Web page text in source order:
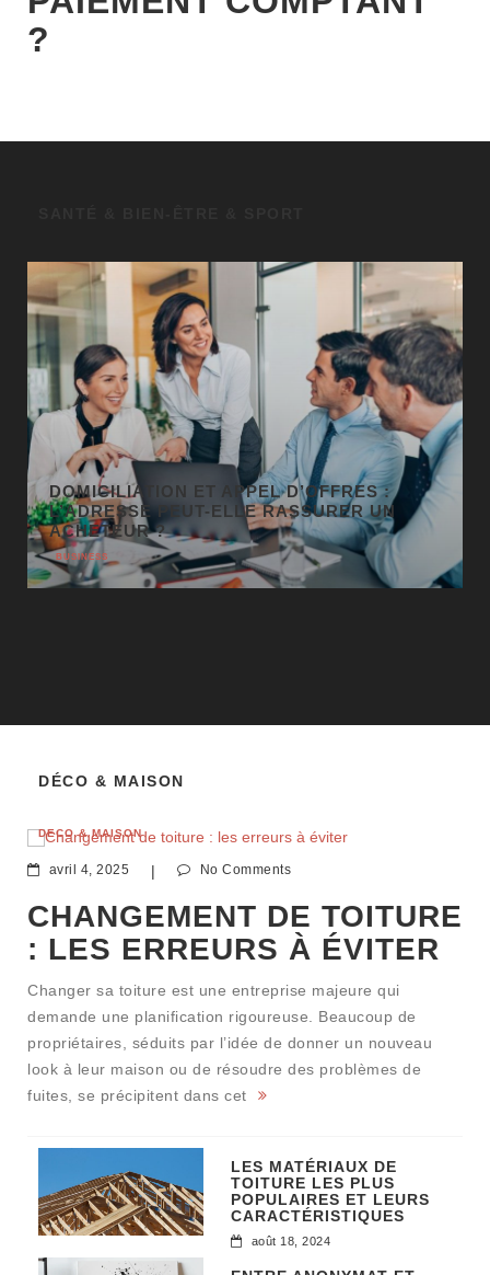
?
GÉO SEO : UN LEVIER
INCONTOURNABLE POUR LA VISIBILITÉ
LOCALE
BUSINESS
DÉCO & MAISON
DÉCO & MAISON
avril 4, 2025 | No Comments
CHANGEMENT DE TOITURE
: LES ERREURS À ÉVITER
Changer sa toiture est une entreprise majeure qui
demande une planification rigoureuse. Beaucoup de
propriétaires, séduits par l’idée de donner un nouveau
look à leur maison ou de résoudre des problèmes de
fuites, se précipitent dans cet
LES MATÉRIAUX DE
TOITURE LES PLUS
POPULAIRES ET LEURS
CARACTÉRISTIQUES
août 18, 2024